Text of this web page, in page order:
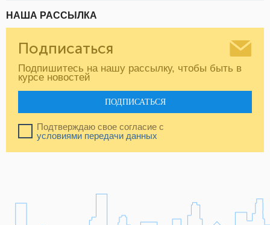
НАША РАССЫЛКА
Подписаться
Подпишитесь на нашу рассылку, чтобы быть в
курсе новостей
ПОДПИСАТЬСЯ
Подтверждаю свое согласие с
условиями передачи данных